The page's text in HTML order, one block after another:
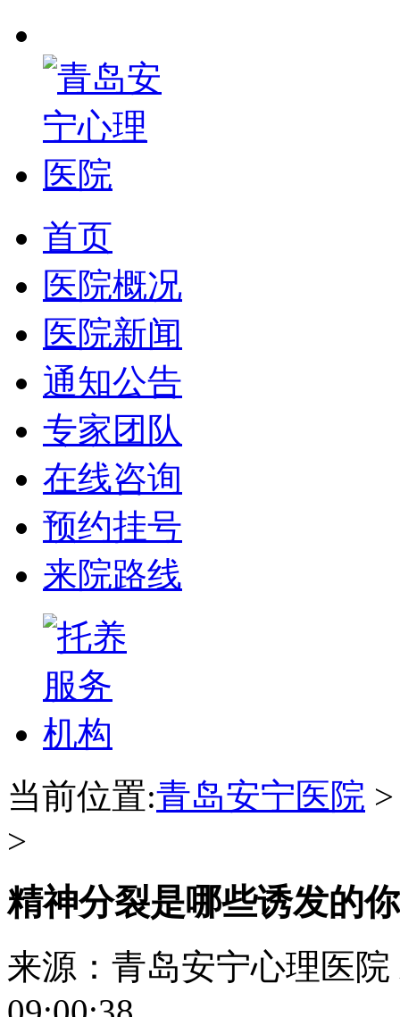
首页
医院概况
医院新闻
通知公告
专家团队
在线咨询
预约挂号
来院路线
当前位置:青岛安宁医院
>
精神分裂是哪些诱发的
来源：青岛安宁心理医院